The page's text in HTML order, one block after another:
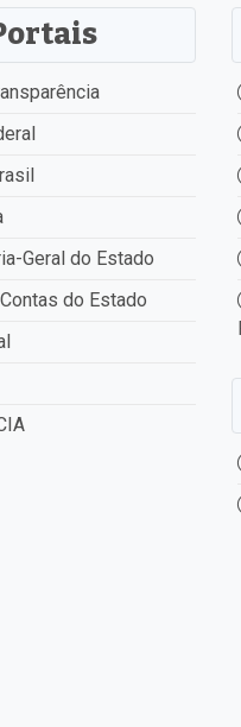
Geral do Estado
do Estado